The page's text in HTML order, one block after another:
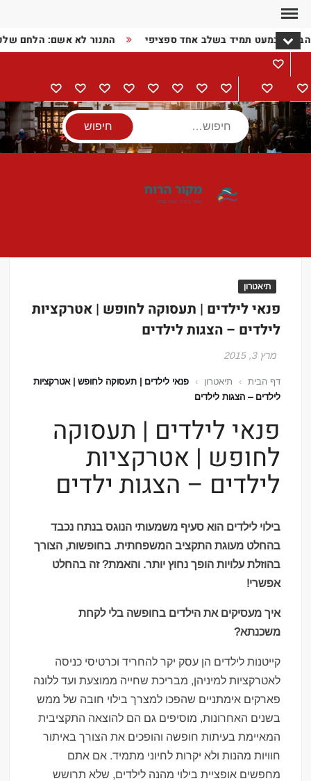
Skip
content
התנור לא אשם: הלחם כמעט תמיד בשלב אחד ספציפי
דף
הבית
מתכונים
בישול הורים
וילדים
מתנותמוצרי
חשמל
טיוליםאודותצור
קשר
מדיניות
פרטיות
הצהרת
נגישות
חיפוש
תיאטרון
פנאי לילדים | תעסוקה לחופש | אטרקציות
לילדים – הצגות לילדים
מרץ 3, 2015
דף הבית › תיאטרון ›
פנאי לילדים | תעסוקה לחופש | אטרקציות
לילדים – הצגות לילדים
פנאי לילדים | תעסוקה
לחופש | אטרקציות
לילדים – הצגות ילדים
בילוי לילדים הוא סעיף משמעותי הנוגס בנתח נכבד
בהחלט מעוגת התקציב המשפחתית. בחופשות, הצורך
בהוזלת עלויות הופך נחוץ יותר. והאמת? זה בהחלט
אפשרי!
איך מעסיקים את הילדים בחופשה בלי לקחת
משכנתא?
קייטנות לילדים הן עסק יקר להחריד וכרטיסי כניסה
לאטרקציות למיניהן, מבריכת שחייה ממוצעת ועד ללונה
פארקים אימתניים שהפכו למצרך בילוי חובה של ממש
בשנים האחרונות, מוסיפים גם הם להוצאה התקציבית
המאיימת בעיתות חופשה והופכים את הצורך באיתור
חוויות מהנות ולא יקרות לחיוני מתמיד. אם אתם
מחפשים אופציית בילוי מהנה לילדים, שלא תרושש